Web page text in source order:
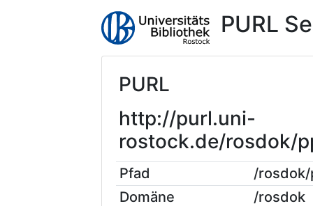
PURL
PURL
http://purl.uni-
rostock.de/rosdok/
Pfad
/rosdok/
Domäne
/rosdok